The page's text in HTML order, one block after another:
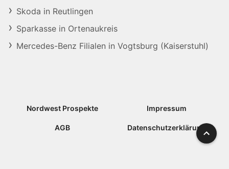
Skoda in Reutlingen
Sparkasse in Ortenaukreis
Mercedes-Benz Filialen in Vogtsburg (Kaiserstuhl)
Nordwest Prospekte Impressum
AGB Datenschutzerklärung Nach